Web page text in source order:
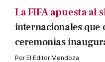
La FIFA apuesta al
internacionales que
ceremonias
PorEl Editor Mendoza